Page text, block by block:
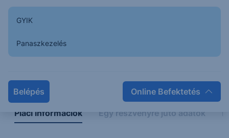
GYIK
Panaszkezelés
Belépés Online Befektetés
Napon belüli Historikus
Piaci információk Egy részvényre jutó adatok